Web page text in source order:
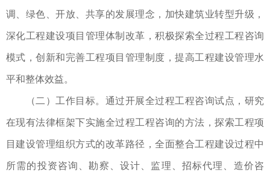
调、绿色、开放、共享的发展理念，加快建筑业转型升级，
深化工程建设项目管理体制改革，积极探索全过程工程咨询
模式，创新和完善工程项目管理制度，提高工程建设管理水
平和整体效益。
（二）工作目标。通过开展全过程工程咨询试点，研究
在现有法律框架下实施全过程工程咨询的方法，探索工程项
目建设管理组织方式的改革路径，全面整合工程建设过程中
所需的投资咨询、勘察、设计、监理、招标代理、造价咨